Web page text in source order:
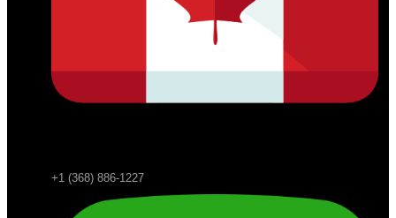
+1 (368) 886-1227